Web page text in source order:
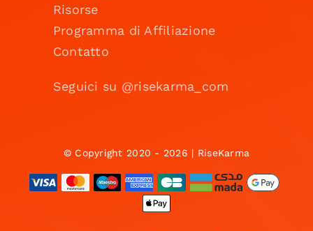
Risorse
Programma di Affiliazione
Contatto
Seguici su @risekarma_com
© Copyright 2020 - 2026 | RiseKarma